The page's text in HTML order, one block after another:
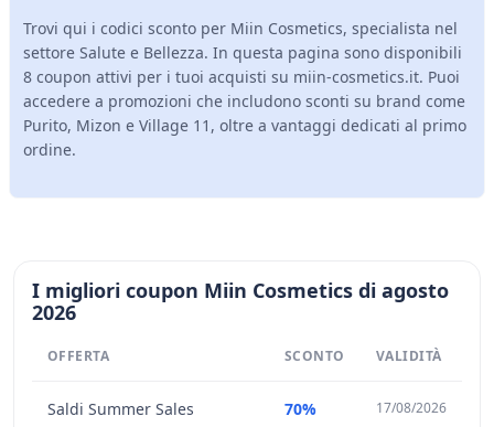
Trovi qui i codici sconto per Miin Cosmetics, specialista nel
settore Salute e Bellezza. In questa pagina sono disponibili
8 coupon attivi per i tuoi acquisti su miin-cosmetics.it. Puoi
accedere a promozioni che includono sconti su brand come
Purito, Mizon e Village 11, oltre a vantaggi dedicati al primo
ordine.
I migliori coupon Miin Cosmetics di agosto
2026
OFFERTA SCONTO VALIDITÀ
Saldi Summer Sales 70% 17/08/2026